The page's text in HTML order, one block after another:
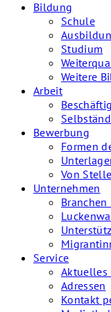
Bildung
Schule
Studium
Weitere
Arbeit
Bewerbung
Formen
Von
Unternehmen
Service
Aktuelles
Adressen
Kontakt